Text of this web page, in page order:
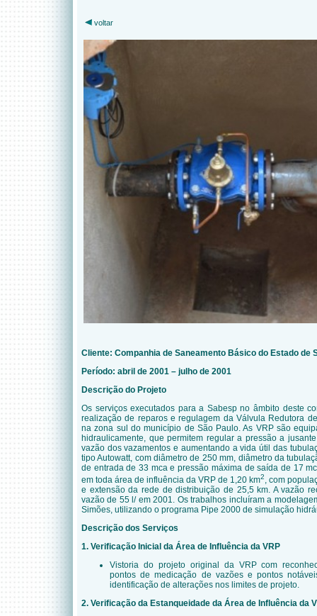
voltar
Cliente: Companhia de Saneamento Básico do Estado de
Período: abril de 2001 – julho de 2001
Descrição do Projeto
Os serviços executados para a Sabesp no âmbito deste
realização de reparos e regulagem da Válvula Redutora
na zona sul do município de São Paulo. As VRP são
hidraulicamente, que permitem regular a pressão a
vazão dos vazamentos e aumentando a vida útil das
tipo Autowatt, com diâmetro de 250 mm, diâmetro da
de entrada de 33 mca e pressão máxima de saída de 17
em toda área de influência da VRP de 1,20 km2, com
e extensão da rede de distribuição de 25,5 km. A vazão
vazão de 55 l/ em 2001. Os trabalhos incluíram a
Simões, utilizando o programa Pipe 2000 de simulação
Descrição dos Serviços
1. Verificação Inicial da Área de Influência da VRP
Vistoria do projeto original da VRP com
pontos de medicação de vazões e pontos
identificação de alterações nos limites de projeto.
2. Verificação da Estanqueidade da Área de Influência da